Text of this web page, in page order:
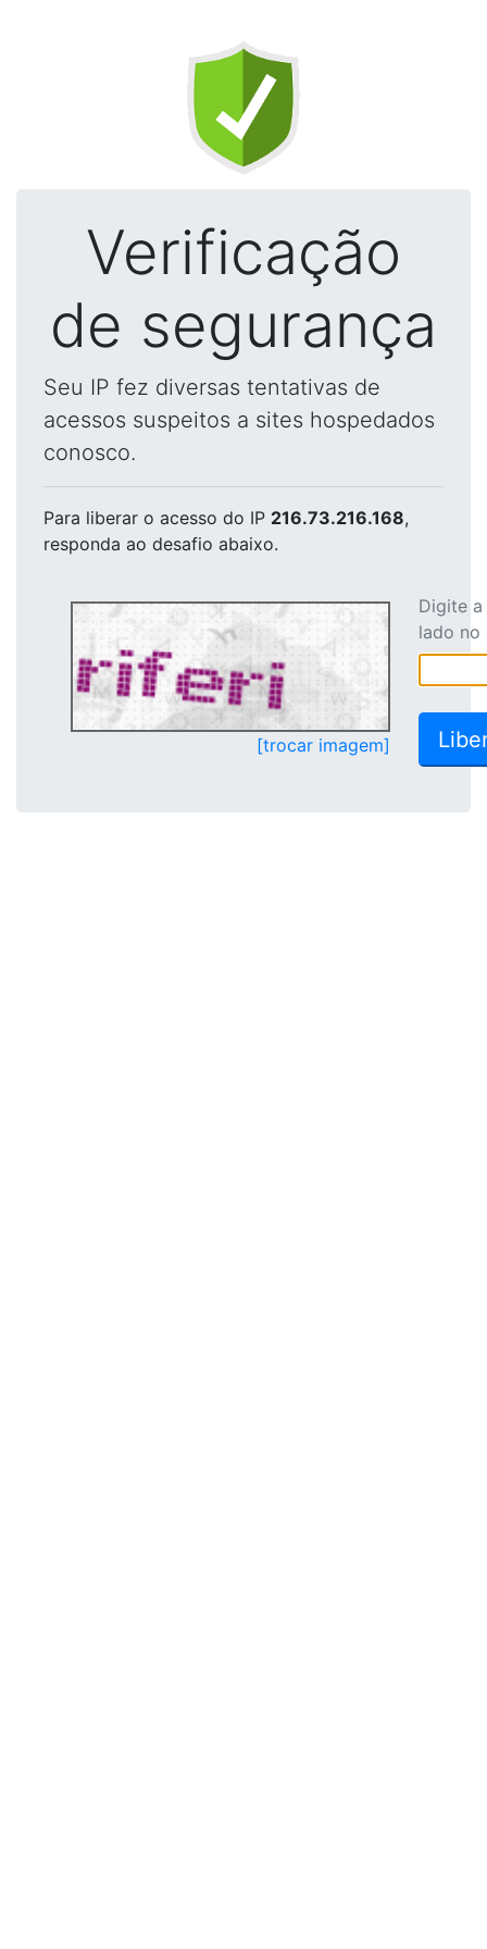
Verificação
de segurança
Seu IP fez diversas tentativas de
acessos suspeitos a sites hospedados
conosco.
Para liberar o acesso do IP 216.73.216.168,
responda ao desafio abaixo.
[trocar imagem]
Digite
lado no